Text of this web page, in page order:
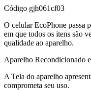
Código gjh061cf03
O celular EcoPhone passa
em que todos os itens são
qualidade ao aparelho.
Aparelho Recondicionado
A Tela do aparelho
comprometa seu uso.